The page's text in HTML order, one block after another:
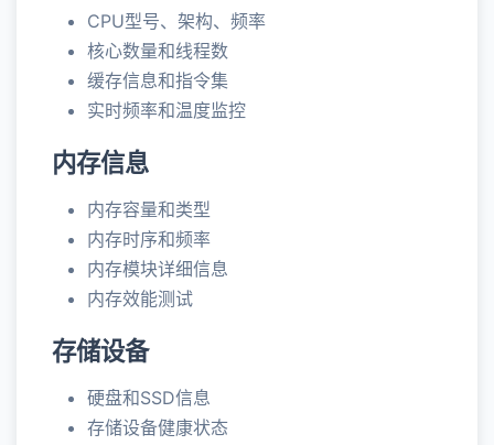
CPU型号、架构、频率
核心数量和线程数
缓存信息和指令集
实时频率和温度监控
内存信息
内存容量和类型
内存时序和频率
内存模块详细信息
内存效能测试
存储设备
硬盘和SSD信息
存储设备健康状态